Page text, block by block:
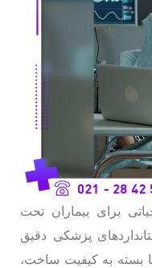
برای بیماران تحت
پزشکی دقیق
بسته به کیفیت ساخت،